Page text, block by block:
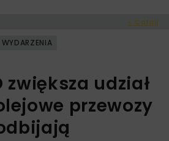
< Cofnij
WYDARZENIA
zwiększa udział
przewozy